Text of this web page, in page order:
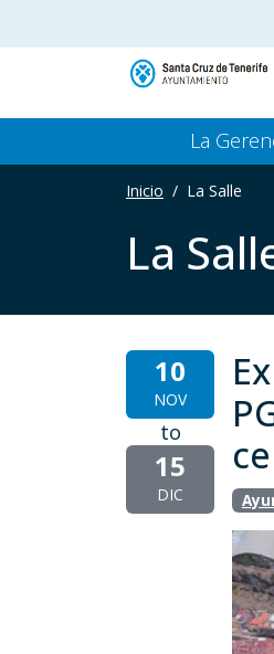
Main
La
Inicio La Salle
La
10
NOV
to
15
DIC